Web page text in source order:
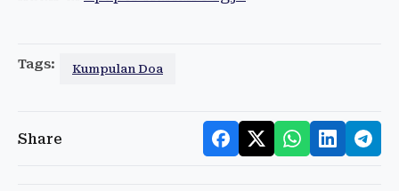
Tags: Kumpulan Doa
Share